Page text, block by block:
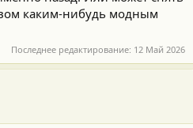
каким-нибудь модным
Последнее редактирование: 12 Май 2026